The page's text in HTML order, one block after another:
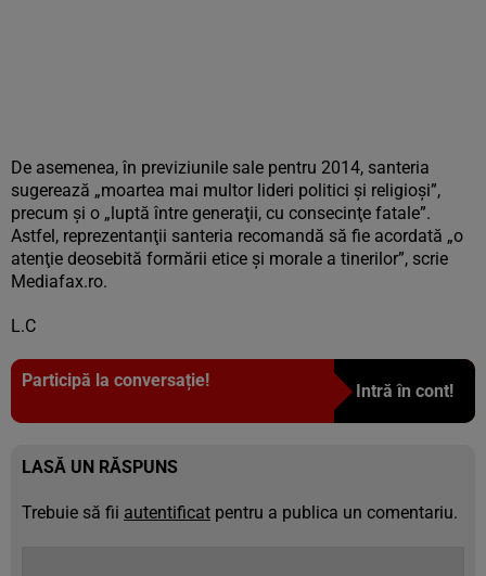
De asemenea, în previziunile sale pentru 2014, santeria
sugerează „moartea mai multor lideri politici şi religioşi”,
precum şi o „luptă între generaţii, cu consecinţe fatale”.
Astfel, reprezentanţii santeria recomandă să fie acordată „o
atenţie deosebită formării etice şi morale a tinerilor”, scrie
Mediafax.ro.
L.C
Participă la conversație!
Intră în cont!
LASĂ UN RĂSPUNS
Trebuie să fii autentificat pentru a publica un comentariu.